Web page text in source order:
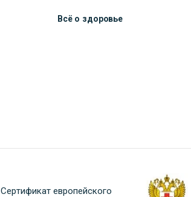
Всё о здоровье
Сертификат европейского